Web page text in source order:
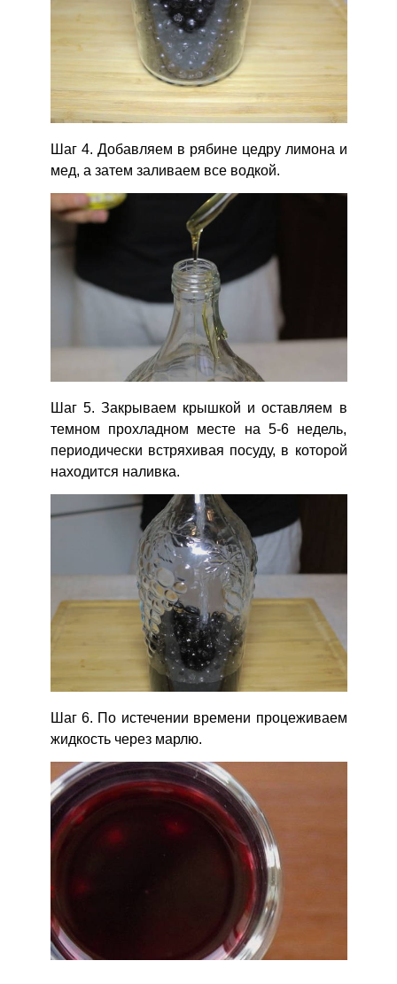
Шаг 4. Добавляем в рябине цедру лимона и
мед, а затем заливаем все водкой.
Шаг 5. Закрываем крышкой и оставляем в
темном прохладном месте на 5-6 недель,
периодически встряхивая посуду, в которой
находится наливка.
Шаг 6. По истечении времени процеживаем
жидкость через марлю.